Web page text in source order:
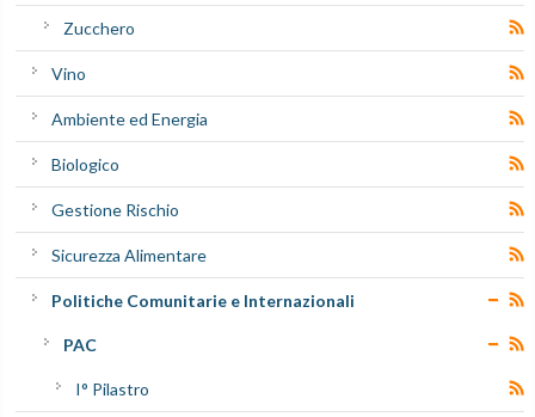
Zucchero
Vino
Ambiente ed Energia
Biologico
Gestione Rischio
Sicurezza Alimentare
Politiche Comunitarie e Internazionali
PAC
I° Pilastro